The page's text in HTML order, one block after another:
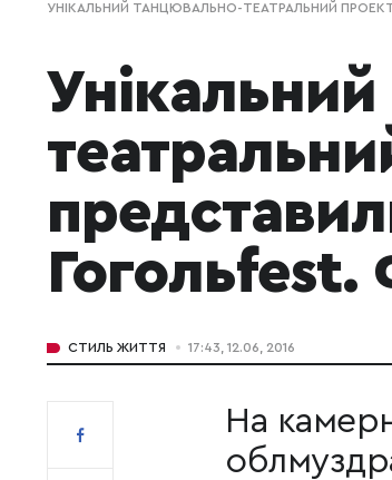
УНІКАЛЬНИЙ ТАНЦЮВАЛЬНО-ТЕАТРАЛЬНИЙ ПРОЕКТ
СТИЛЬ ЖИТТЯ 17:43, 12.06, 2016
На